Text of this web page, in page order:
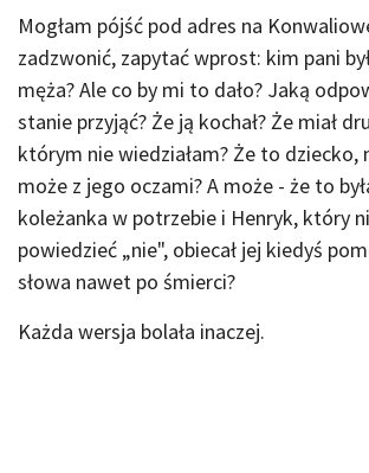
Mogłam pójść pod adres na
zadzwonić, zapytać wprost: kim pani
męża? Ale co by mi to dało? Jaką
stanie przyjąć? Że ją kochał? Że miał
którym nie wiedziałam? Że to dziecko,
może z jego oczami? A może - że to
koleżanka w potrzebie i Henryk, który
powiedzieć „nie", obiecał jej kiedyś
słowa nawet po śmierci?
Każda wersja bolała inaczej.